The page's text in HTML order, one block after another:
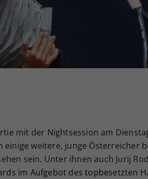
mit der Nightsession am
weitere, junge Österreicher
sein. Unter ihnen auch Jurij
im Aufgebot des topbesetzten
Ihrer vorgenommen
Webseiten-Betreiber dies